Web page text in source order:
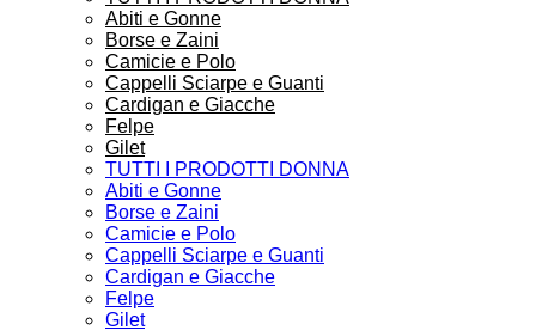
Abiti e Gonne
Borse e Zaini
Camicie e Polo
Cappelli Sciarpe e Guanti
Cardigan e Giacche
Felpe
Gilet
TUTTI I PRODOTTI DONNA
Abiti e Gonne
Borse e Zaini
Camicie e Polo
Cappelli Sciarpe e Guanti
Cardigan e Giacche
Felpe
Gilet